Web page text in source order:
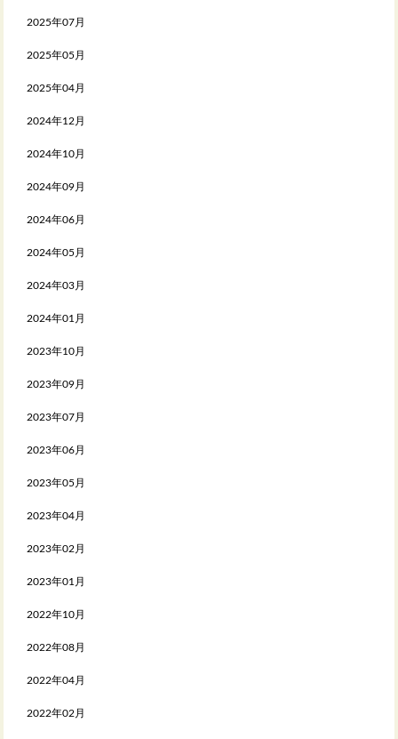
2025年07月
2025年05月
2025年04月
2024年12月
2024年10月
2024年09月
2024年06月
2024年05月
2024年03月
2024年01月
2023年10月
2023年09月
2023年07月
2023年06月
2023年05月
2023年04月
2023年02月
2023年01月
2022年10月
2022年08月
2022年04月
2022年02月